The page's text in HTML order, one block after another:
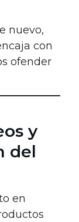
nuevo,
con
ofender
y
del
en